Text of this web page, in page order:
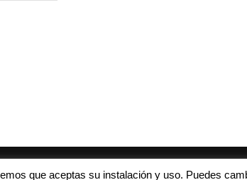
nosotrosque aceptas su instalación y uso. Puedes